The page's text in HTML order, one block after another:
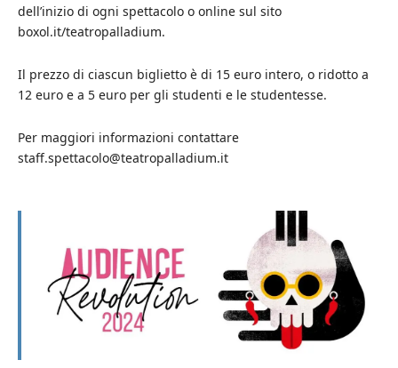
dell’inizio di ogni spettacolo o online sul sito
boxol.it/teatropalladium.
Il prezzo di ciascun biglietto è di 15 euro intero, o ridotto a
12 euro e a 5 euro per gli studenti e le studentesse.
Per maggiori informazioni contattare
staff.spettacolo@teatropalladium.it